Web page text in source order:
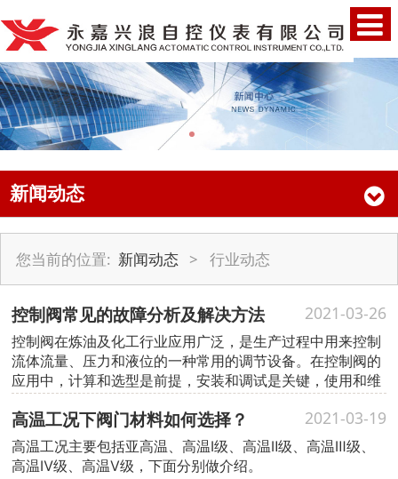
新闻动态
您当前的位置: 新闻动态 > 行业动态
控制阀常见的故障分析及解决方法 2021-03-26
控制阀在炼油及化工行业应用广泛，是生产过程中用来控制
流体流量、压力和液位的一种常用的调节设备。在控制阀的
应用中，计算和选型是前提，安装和调试是关键，使用和维
护是目的。
高温工况下阀门材料如何选择？ 2021-03-19
高温工况主要包括亚高温、高温Ⅰ级、高温Ⅱ级、高温Ⅲ级、
高温Ⅳ级、高温Ⅴ级，下面分别做介绍。